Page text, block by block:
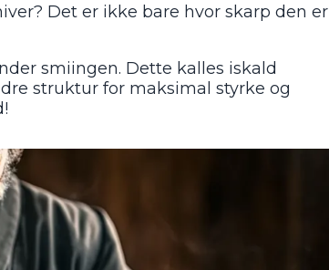
Det er ikke bare hvor skarp den er
smiingen. Dette kalles iskald
struktur for maksimal styrke og